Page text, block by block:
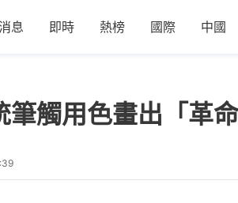
息 即時 熱榜 國際 中國
筆觸用色畫出「革